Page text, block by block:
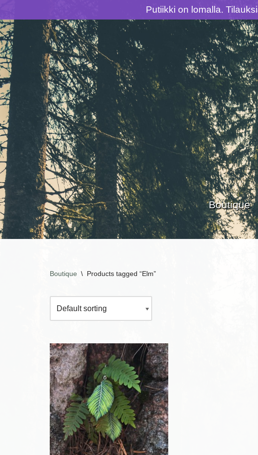
Siirry
suoraan
sisältöön
Putiikki on lomalla.
Boutique
Boutique \ Products tagged “Elm”